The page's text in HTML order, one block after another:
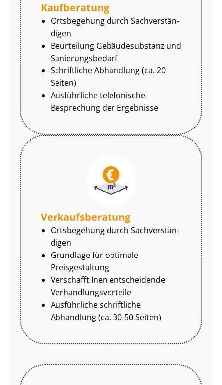
Kaufberatung
Ortsbegehung durch Sach­ver­stän­
di­gen
Beurteilung Gebäudesubstanz und
Sa­nie­rungs­be­darf
Schriftliche Abhandlung (ca. 20
Seiten)
Ausführliche telefonische
Besprechung der Ergebnisse
Ver­kaufs­be­ra­tung
Ortsbegehung durch Sach­ver­stän­
di­gen
Grundlage für optimale
Preisgestaltung
Verschafft Inen entscheidende
Ver­hand­lungs­vor­tei­le
Ausführliche schriftliche
Abhandlung (ca. 30-50 Seiten)